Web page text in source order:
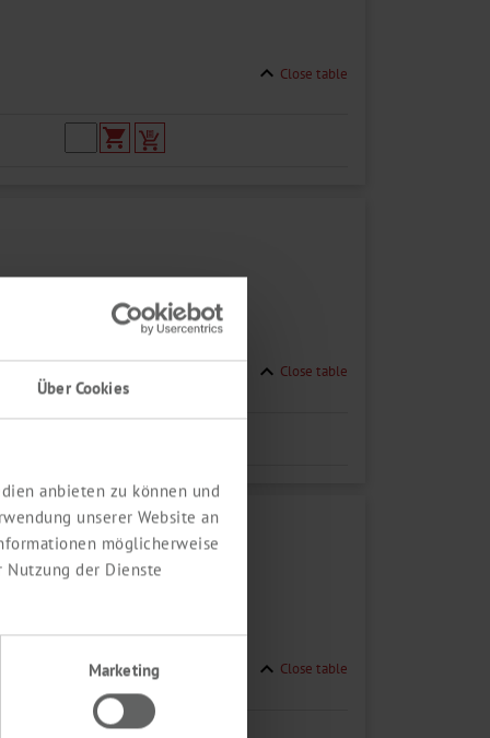
Über Cookies
anbieten zu können und
unserer Website an
möglicherweise
der Dienste
Marketing
expand_less Close table
shopping_cart
expand_less Close table
expand_less Close table